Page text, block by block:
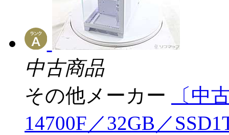
中古商品
その他メーカー
〔中
14700F／32GB／